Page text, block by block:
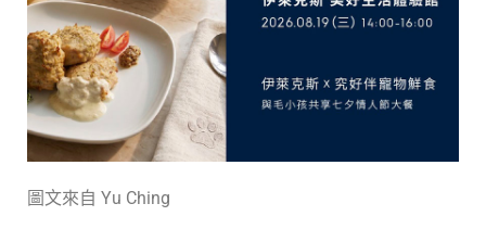
圖文來自 Yu Ching